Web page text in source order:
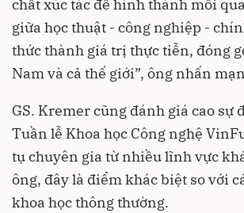
chất xúc tác để hình thành mối
giữa học thuật - công nghiệp -
thức thành giá trị thực tiễn, đóng
Nam và cả thế giới”, ông nhấn
GS. Kremer cũng đánh giá cao sự
Tuần lễ Khoa học Công nghệ
tụ chuyên gia từ nhiều lĩnh vực
ông, đây là điểm khác biệt so với
khoa học thông thường.